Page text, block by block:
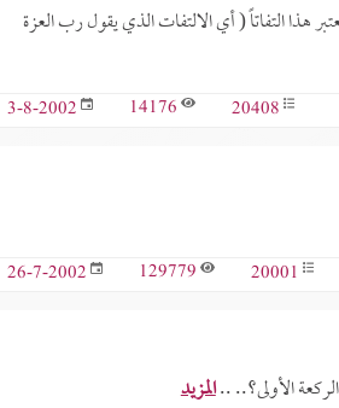
هذا التفاتاً ( أي الالتفات الذي يقول رب العزة
20408
14176
3-8-2002
20001
129779
26-7-2002
الأولى؟.. ..المزيد